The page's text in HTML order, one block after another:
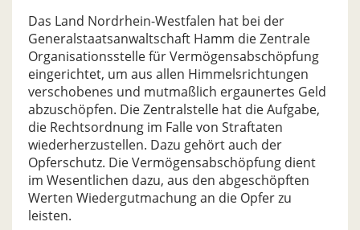
Das Land Nordrhein-Westfalen hat bei der
Generalstaatsanwaltschaft Hamm die Zentrale
Organisationsstelle für Vermögensabschöpfung
eingerichtet, um aus allen Himmelsrichtungen
verschobenes und mutmaßlich ergaunertes Geld
abzuschöpfen. Die Zentralstelle hat die Aufgabe,
die Rechtsordnung im Falle von Straftaten
wiederherzustellen. Dazu gehört auch der
Opferschutz. Die Vermögensabschöpfung dient
im Wesentlichen dazu, aus den abgeschöpften
Werten Wiedergutmachung an die Opfer zu
leisten.